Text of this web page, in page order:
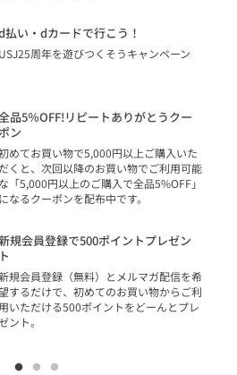
払い・dカードで行こう！
USJ25周年を遊びつくそうキャンペーン
品5％OFF!リピートありがとうクー
ポン
めてお買い物で5,000円以上ご購入いた
だくと、次回以降のお買い物でご利用可能
な「5,000円以上のご購入で全品5%OFF」
になるクーポンを配布中です。
規会員登録で500ポイントプレゼン
ト
規会員登録（無料）とメルマガ配信を希
するだけで、初めてのお買い物からご利
用いただける500ポイントをどーんとプレ
ント。